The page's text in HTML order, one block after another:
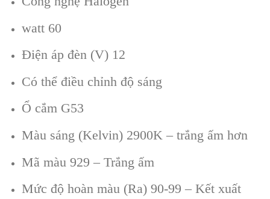
watt 60
Điện áp đèn (V) 12
Có thể điều chỉnh độ sáng
Ổ cắm G53
Màu sáng (Kelvin) 2900K – trắng ấm hơn
Mã màu 929 – Trắng ấm
Mức độ hoàn màu (Ra) 90-99 – Kết xuất